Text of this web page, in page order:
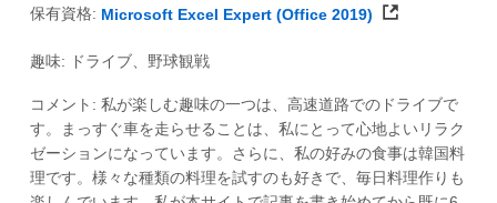
保有資格: Microsoft Excel Expert (Office 2019)
趣味: ドライブ、野球観戦
コメント: 私が楽しむ趣味の一つは、高速道路でのドライブで
す。まっすぐ車を走らせることは、私にとって心地よいリラク
ゼーションになっています。さらに、私の好みの食事は韓国料
理です。様々な種類の料理を試すのも好きで、毎日料理作りも